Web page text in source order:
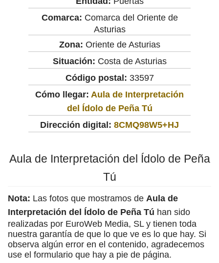
Comarca: Comarca del Oriente de
Asturias
Zona: Oriente de Asturias
Situación: Costa de Asturias
Código postal: 33597
Cómo llegar: Aula de Interpretación
del Ídolo de Peña Tú
Dirección digital: 8CMQ98W5+HJ
Aula de Interpretación del Ídolo de Peña
Tú
Nota: Las fotos que mostramos de Aula de
Interpretación del Ídolo de Peña Tú han sido
realizadas por EuroWeb Media, SL y tienen toda
nuestra garantía de que lo que ve es lo que hay. Si
observa algún error en el contenido, agradecemos
use el formulario que hay a pie de página.